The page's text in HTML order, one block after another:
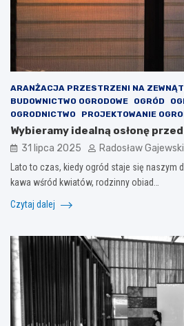
ARANŻACJA PRZESTRZENI NA
BUDOWNICTWO OGRODOWE
OGRÓD
OGRODNICTWO
PROJEKTOWANIE
Wybieramy idealną osłonę
31 lipca 2025 Radosław Gajewski
Lato to czas, kiedy ogród staje się naszym
kawa wśród kwiatów, rodzinny obiad…
Czytaj dalej